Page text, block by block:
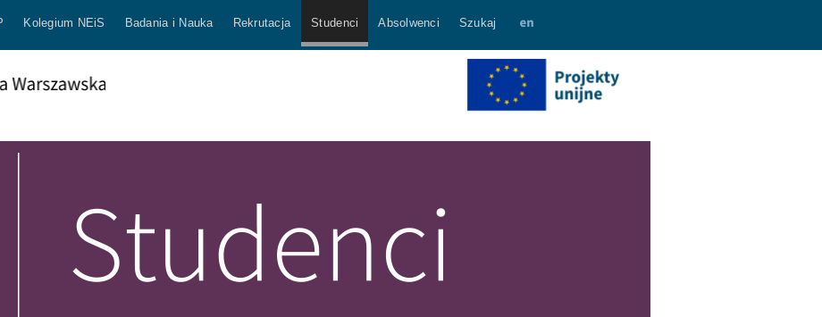
Kolegium NEiS Badania i Nauka Rekrutacja Studenci Absolwenci Szukaj